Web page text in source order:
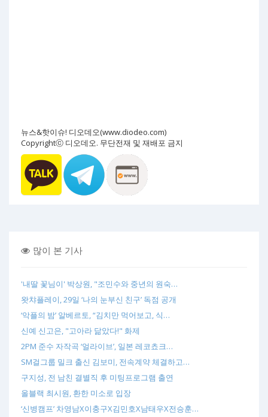
뉴스&핫이슈! 디오데오(www.diodeo.com)
Copyrightⓒ 디오데오. 무단전재 및 재배포 금지
많이 본 기사
'내딸 꽃님이' 박상원, "조민수와 중년의 원숙…
왓챠플레이, 29일 ‘나의 눈부신 친구’ 독점 공개
‘악플의 밤’ 알베르토, “김치만 먹어보고, 식…
신예 신고은, "고아라 닮았다!" 화제
2PM 준수 자작곡 ‘얼라이브’, 일본 레코쵸크…
SM걸그룹 밀크 출신 김보미, 전속계약 체결하고…
구지성, 전 남친 결별직 후 미팅프로그램 출연
올블랙 최시원, 환한 미소로 입장
‘신병캠프’ 차영남X이충구X김민호X남태우X전승훈…